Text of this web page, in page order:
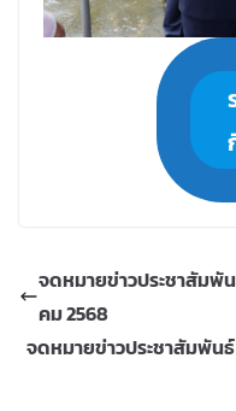
จดหมายข่าวประชาสัมพั
คม 2568
จดหมายข่าวประชาสัมพัน